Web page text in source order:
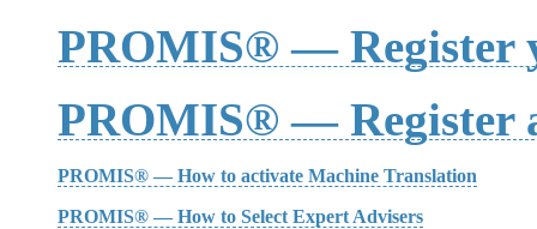
PROMIS® — Register
PROMIS® — Register
PROMIS® — How to activate Machine Translation
PROMIS® — How to Select Expert Advisers